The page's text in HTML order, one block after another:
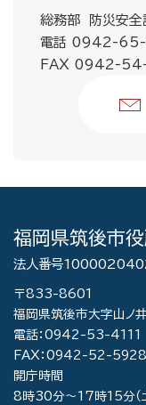
総務部 防災安
電話 0942-
FAX 0942-
福岡県筑後市
法人番号
〒833-8601
福岡県筑後市大字山
電話：0942-53-4111
FAX：0942-52-5928
開庁時間
8時30分～17時15分（